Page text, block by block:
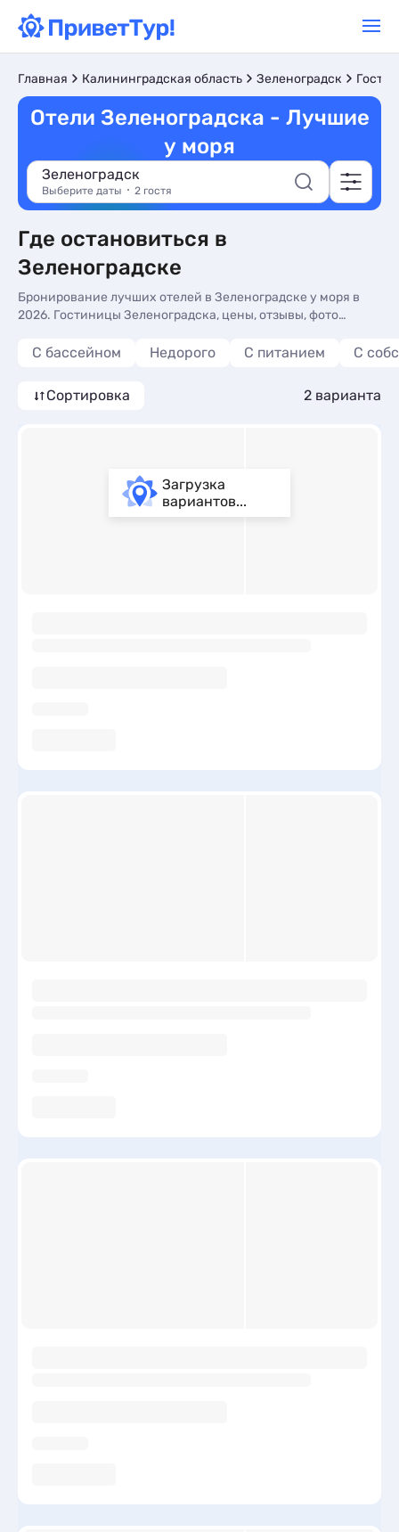
Главная Калининградская область Зеленоградск
Отели Зеленоградска - Лучшие
у моря
Зеленоградск
Выберите даты 2 гостя
Где остановиться в
Зеленоградске
Бронирование лучших отелей в Зеленоградске у моря в
2026. Гостиницы Зеленоградска, цены, отзывы, фото
С бассейном Недорого С питанием С
Сортировка 2 варианта
Загрузка
вариантов...